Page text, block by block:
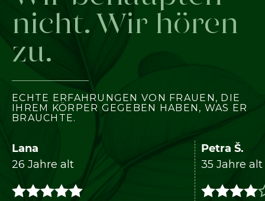
nicht. Wir hören
zu.
ECHTE ERFAHRUNGEN VON FRAUEN, DIE
IHREM KÖRPER GEGEBEN HABEN, WAS ER
BRAUCHTE.
Lana
26 Jahre alt
Petra Š.
35 Jahre alt